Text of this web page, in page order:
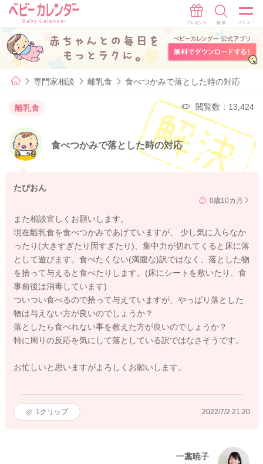
専門家相談 離乳食 食べつかみで落とした時の対応
離乳食 閲覧数：13,424
食べつかみで落とした時の対応
たぴおん
0歳10カ月
また相談宜しくお願いします。
現在離乳食を食べつかみであげていますが、 少し気に入らなか
ったり(大きすぎたり固すぎたり)、集中力が切れてくると床に落
として遊びます。食べたくない(満腹な)訳ではなく、落とした物
を拾って与えると食べたりします。(床にシートを敷いたり、食
事前後は消毒しています)
ついつい食べるので拾って与えていますが、やっぱり落とした
物は与えない方が良いのでしょうか？
落としたら食べれない事を教えた方が良いのでしょうか？
特に周りの反応を気にして落としている訳ではなさそうです。
お忙しいと思いますがよろしくお願いします。
1 クリップ 2022/7/2 21:20
一藁暁子